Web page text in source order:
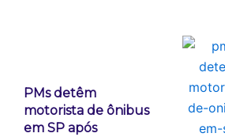
PMs detêm
motorista de ônibus
em SP após